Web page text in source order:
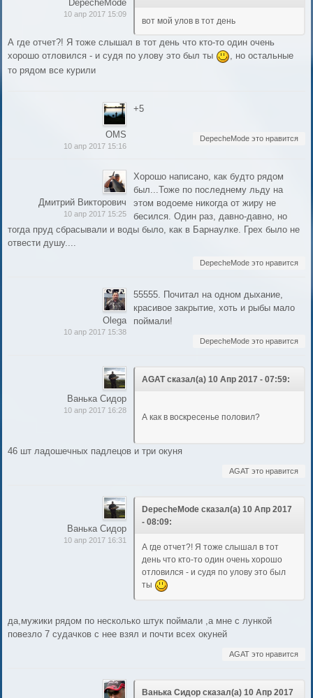
DepecheMode
10 апр 2017 15:09
вот мой улов в тот день
А где отчет?! Я тоже слышал в тот день что кто-то один очень
хорошо отловился - и судя по улову это был ты
, но остальные
то рядом все курили
OMS
10 апр 2017 15:16
+5
DepecheMode это нравится
Дмитрий Викторович
10 апр 2017 15:25
Хорошо написано, как будто рядом
был...Тоже по последнему льду на
этом водоеме никогда от жиру не
бесился. Один раз, давно-давно, но
тогда пруд сбрасывали и воды было, как в Барнаулке. Грех было не
отвести душу....
DepecheMode это нравится
Olega
10 апр 2017 15:38
55555. Почитал на одном дыхание,
красивое закрытие, хоть и рыбы мало
поймали!
DepecheMode это нравится
Ванька Сидор
10 апр 2017 16:28
AGAT сказал(а) 10 Апр 2017 - 07:59:
А как в воскресенье половил?
46 шт ладошечных падлецов и три окуня
AGAT это нравится
Ванька Сидор
10 апр 2017 16:31
DepecheMode сказал(а) 10 Апр 2017
- 08:09:
А где отчет?! Я тоже слышал в тот
день что кто-то один очень хорошо
отловился - и судя по улову это был
ты
да,мужики рядом по несколько штук поймали ,а мне с лункой
повезло 7 судачков с нее взял и почти всех окуней
AGAT это нравится
Ванька Сидор сказал(а) 10 Апр 2017